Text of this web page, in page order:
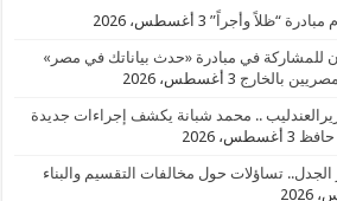
“ظلاً وأجراً” 3 أغسطس، 2026
للمشاركة في مبادرة «حدث بياناتك في مصر»
بالخارج 3 أغسطس، 2026
.. محمد شبانة يكشف إجراءات جديدة
حافظ 3 أغسطس، 2026
تساؤلات حول مخالفات التقسيم والبناء